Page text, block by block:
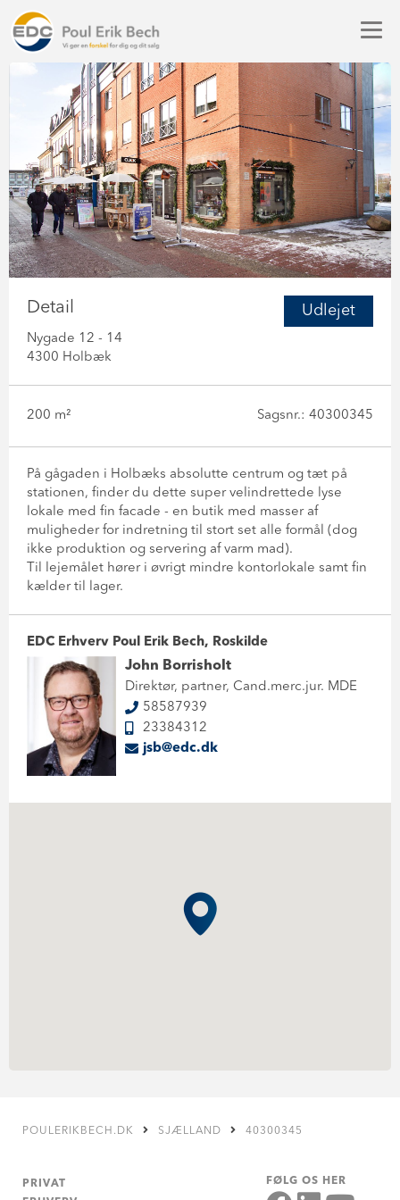
Udlejet
Detail
Nygade 12 - 14
4300 Holbæk
200 m² Sagsnr.: 40300345
På gågaden i Holbæks absolutte centrum og tæt på
stationen, finder du dette super velindrettede lyse
lokale med fin facade - en butik med masser af
muligheder for indretning til stort set alle formål (dog
ikke produktion og servering af varm mad).
Til lejemålet hører i øvrigt mindre kontorlokale samt fin
kælder til lager.
EDC Erhverv Poul Erik Bech, Roskilde
John Borrisholt
Direktør, partner, Cand.merc.jur. MDE
58587939
23384312
jsb@edc.dk
POULERIKBECH.DK SJÆLLAND 40300345
PRIVAT
FØLG OS HER